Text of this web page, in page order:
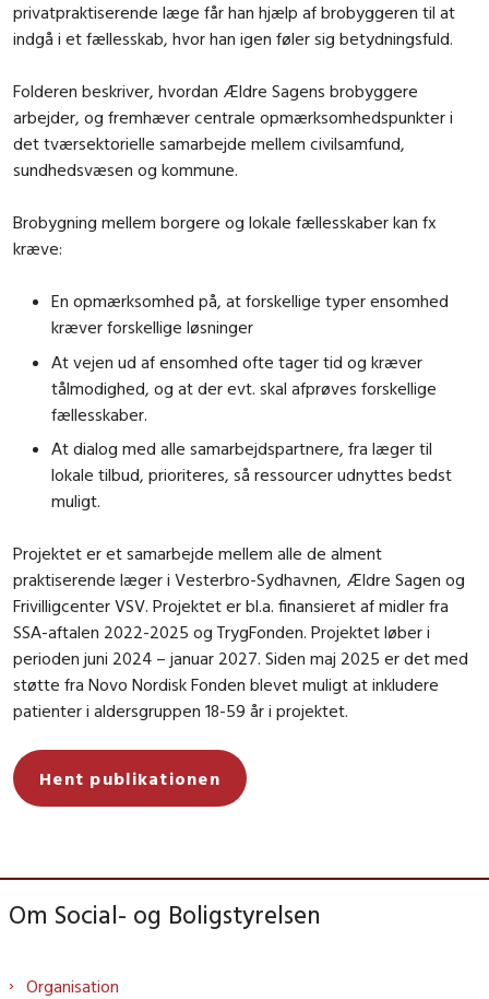
privatpraktiserende læge får han hjælp af brobyggeren til at
indgå i et fællesskab, hvor han igen føler sig betydningsfuld.
Folderen beskriver, hvordan Ældre Sagens brobyggere
arbejder, og fremhæver centrale opmærksomhedspunkter i
det tværsektorielle samarbejde mellem civilsamfund,
sundhedsvæsen og kommune.
Brobygning mellem borgere og lokale fællesskaber kan fx
kræve:
En opmærksomhed på, at forskellige typer ensomhed
kræver forskellige løsninger
At vejen ud af ensomhed ofte tager tid og kræver
tålmodighed, og at der evt. skal afprøves forskellige
fællesskaber.
At dialog med alle samarbejdspartnere, fra læger til
lokale tilbud, prioriteres, så ressourcer udnyttes bedst
muligt.
Projektet er et samarbejde mellem alle de alment
praktiserende læger i Vesterbro-Sydhavnen, Ældre Sagen og
Frivilligcenter VSV. Projektet er bl.a. finansieret af midler fra
SSA-aftalen 2022-2025 og TrygFonden. Projektet løber i
perioden juni 2024 – januar 2027. Siden maj 2025 er det med
støtte fra Novo Nordisk Fonden blevet muligt at inkludere
patienter i aldersgruppen 18-59 år i projektet.
Hent publikationen
Om Social- og Boligstyrelsen
Organisation